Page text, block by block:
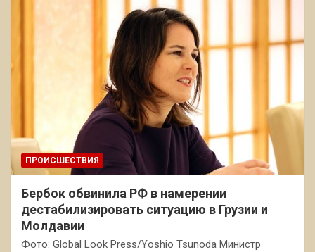
ПРОИСШЕСТВИЯ
Бербок обвинила РФ в намерении
дестабилизировать ситуацию в Грузии и
Молдавии
Фото: Global Look Press/Yoshio Tsunoda Министр